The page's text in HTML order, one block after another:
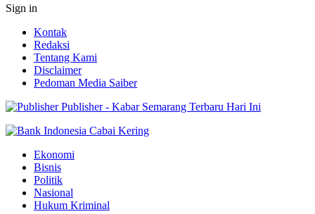
Sign in
Kontak
Redaksi
Tentang Kami
Disclaimer
Pedoman Media Saiber
Publisher - Kabar Semarang Terbaru Hari Ini
Ekonomi
Bisnis
Politik
Nasional
Hukum Kriminal